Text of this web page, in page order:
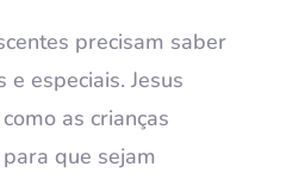
precisam saber
especiais. Jesus
as crianças
que sejam